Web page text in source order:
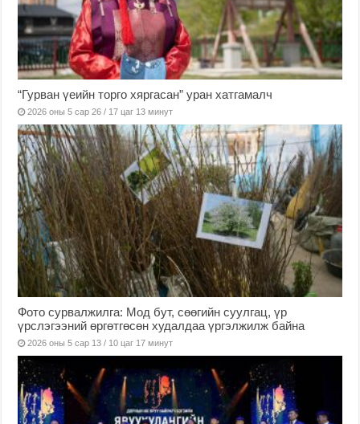
“Гурван үеийн торго хяргасан” уран хатгамалч
2026 оны 5 сар 26 / 17 цаг 13 минут
Фото сурвалжилга: Мод бут, сөөгийн суулгац, үр
үрслэгээний өргөтгөсөн худалдаа үргэлжилж байна
2026 оны 5 сар 13 / 10 цаг 17 минут